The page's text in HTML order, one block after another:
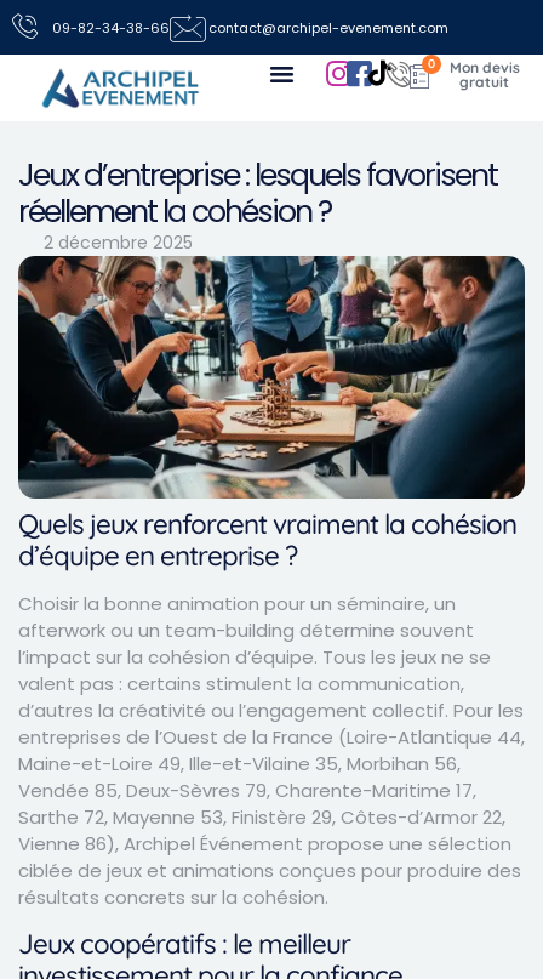
09-82-34-38-66 contact@archipel-evenement.com
0
Jeux d’entreprise : lesquels favorisent
réellement la cohésion ?
2 décembre 2025
Quels jeux renforcent vraiment la cohésion
d’équipe en entreprise ?
Choisir la bonne animation pour un séminaire, un
afterwork ou un team-building détermine souvent
l’impact sur la cohésion d’équipe. Tous les jeux ne se
valent pas : certains stimulent la communication,
d’autres la créativité ou l’engagement collectif. Pour les
entreprises de l’Ouest de la France (Loire-Atlantique 44,
Maine-et-Loire 49, Ille-et-Vilaine 35, Morbihan 56,
Vendée 85, Deux-Sèvres 79, Charente-Maritime 17,
Sarthe 72, Mayenne 53, Finistère 29, Côtes-d’Armor 22,
Vienne 86), Archipel Événement propose une sélection
ciblée de jeux et animations conçues pour produire des
résultats concrets sur la cohésion.
Jeux coopératifs : le meilleur